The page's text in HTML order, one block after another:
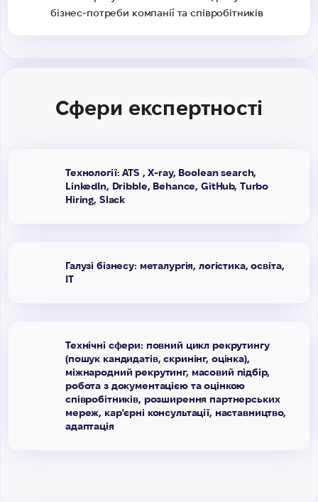
бізнес-потреби компанії та співробітників
Сфери експертності
Технології: ATS , X-raу, Boolean search,
LinkedIn, Dribble, Behance, GitHub, Turbo
Hiring, Slack
Галузі бізнесу: металургія, логістика, освіта,
IT
Технічні сфери: повний цикл рекрутингу
(пошук кандидатів, скринінг, оцінка),
міжнародний рекрутинг, масовий підбір,
робота з документацією та оцінкою
співробітників, розширення партнерських
мереж, кар'єрні консультації, наставництво,
адаптація